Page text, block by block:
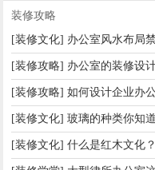
装修攻略
[装修文化] 办公室风水布局
[装修攻略] 办公室的装修设
[装修攻略] 如何设计企业办
[装修文化] 玻璃的种类你知
[装修文化] 什么是红木文化？